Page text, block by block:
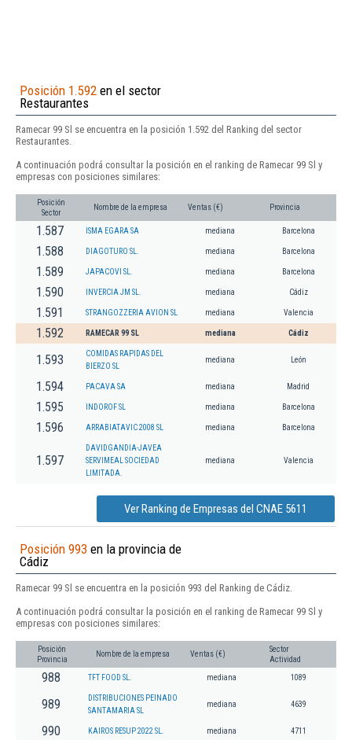
Posición 1.592 en el sector
Restaurantes
Ramecar 99 Sl se encuentra en la posición 1.592 del Ranking del sector
Restaurantes.
A continuación podrá consultar la posición en el ranking de Ramecar 99 Sl y
empresas con posiciones similares:
Posición
Sector
Nombre de la empresa Ventas (€) Provincia
1.587 ISMA EGARA SA mediana Barcelona
1.588 DIAGOTURO SL. mediana Barcelona
1.589 JAPACOVI SL. mediana Barcelona
1.590 INVERCIA JM SL. mediana Cádiz
1.591 STRANGOZZERIA AVION SL mediana Valencia
1.592 RAMECAR 99 SL mediana Cádiz
1.593
COMIDAS RAPIDAS DEL
BIERZO SL
mediana León
1.594 PACAVA SA mediana Madrid
1.595 INDOROF SL mediana Barcelona
1.596 ARRABIATAVIC 2008 SL mediana Barcelona
1.597
DAVIDGANDIA-JAVEA
SERVIMEAL SOCIEDAD
LIMITADA.
mediana Valencia
Ver Ranking de Empresas del CNAE 5611
Posición 993 en la provincia de
Cádiz
Ramecar 99 Sl se encuentra en la posición 993 del Ranking de Cádiz.
A continuación podrá consultar la posición en el ranking de Ramecar 99 Sl y
empresas con posiciones similares:
Posición
Provincia
Nombre de la empresa Ventas (€)
Sector
Actividad
988 TFT FOOD SL. mediana 1089
989
DISTRIBUCIONES PEINADO
SANTAMARIA SL
mediana 4639
990 KAIROS RESUP 2022 SL. mediana 4711